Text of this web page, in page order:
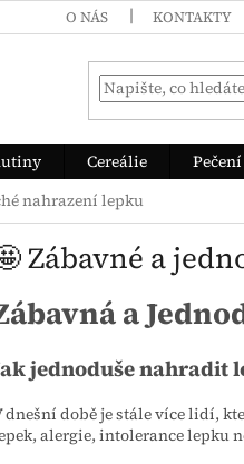
O NÁS KONTAKTY
Cereálie Pečení
nahrazení lepku
Zábavné a
a
jednoduše nahradit
dnešní době je stále více lidí,
alergie, intolerance lepku